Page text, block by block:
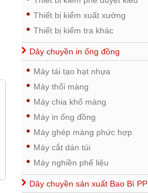
Thiết bị kiểm xuất xưởng
Thiết bị kiểm tra khác
Dây chuyền in ống đồng
Máy tái tạo hạt nhựa
Máy thổi màng
Máy chia khổ màng
Máy in ống đồng
Máy ghép màng phức hợp
Máy cắt dán túi
Máy nghiền phế liệu
Dây chuyền sản xuất Bao Bì PP